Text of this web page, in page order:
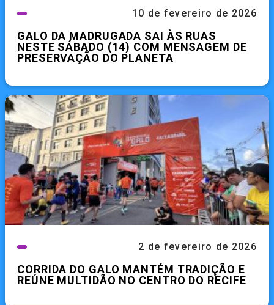
10 de fevereiro de 2026
GALO DA MADRUGADA SAI ÀS RUAS
NESTE SÁBADO (14) COM MENSAGEM DE
PRESERVAÇÃO DO PLANETA
2 de fevereiro de 2026
CORRIDA DO GALO MANTÉM TRADIÇÃO E
REÚNE MULTIDÃO NO CENTRO DO RECIFE